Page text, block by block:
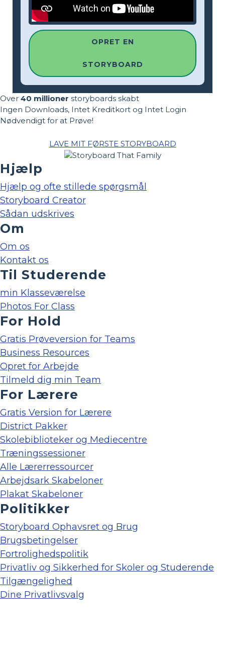
OPRET EN
STORYBOARD
Over 40 millioner storyboards skabt
Ingen Downloads, Intet Kreditkort og Intet Login
Nødvendigt for at Prøve!
LAVE MIT FØRSTE STORYBOARD
Hjælp
Hjælp og ofte stillede spørgsmål
Storyboard Creator
Sådan udskrives
Om
Om os
Kontakt os
Til Studerende
min Klasseværelse
Photos For Class
For Hold
Gratis Prøveversion for Teams
Business Resources
Opret for Arbejde
Tilmeld dig min Team
For Lærere
Gratis Version for Lærere
District Pakker
Skolebiblioteker og Mediecentre
Træningssessioner
Alle Lærerressourcer
Arbejdsark Skabeloner
Plakat Skabeloner
Politikker
Storyboard Ophavsret og Brug
Brugsbetingelser
Fortrolighedspolitik
Privatliv og Sikkerhed for Skoler og Studerende
Tilgængelighed
Dine Privatlivsvalg